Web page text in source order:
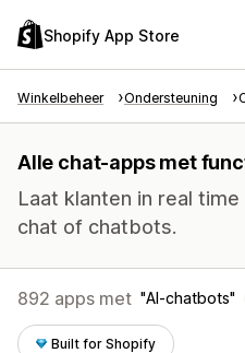
Shopify App Store
Winkelbeheer Ondersteuning
Alle chat-apps met
Laat klanten in real
chat of chatbots.
892 apps met AI-chatbots
Built for Shopify